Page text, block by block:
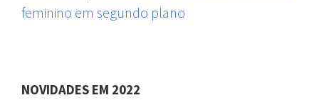
feminino em segundo plano
NOVIDADES EM 2022